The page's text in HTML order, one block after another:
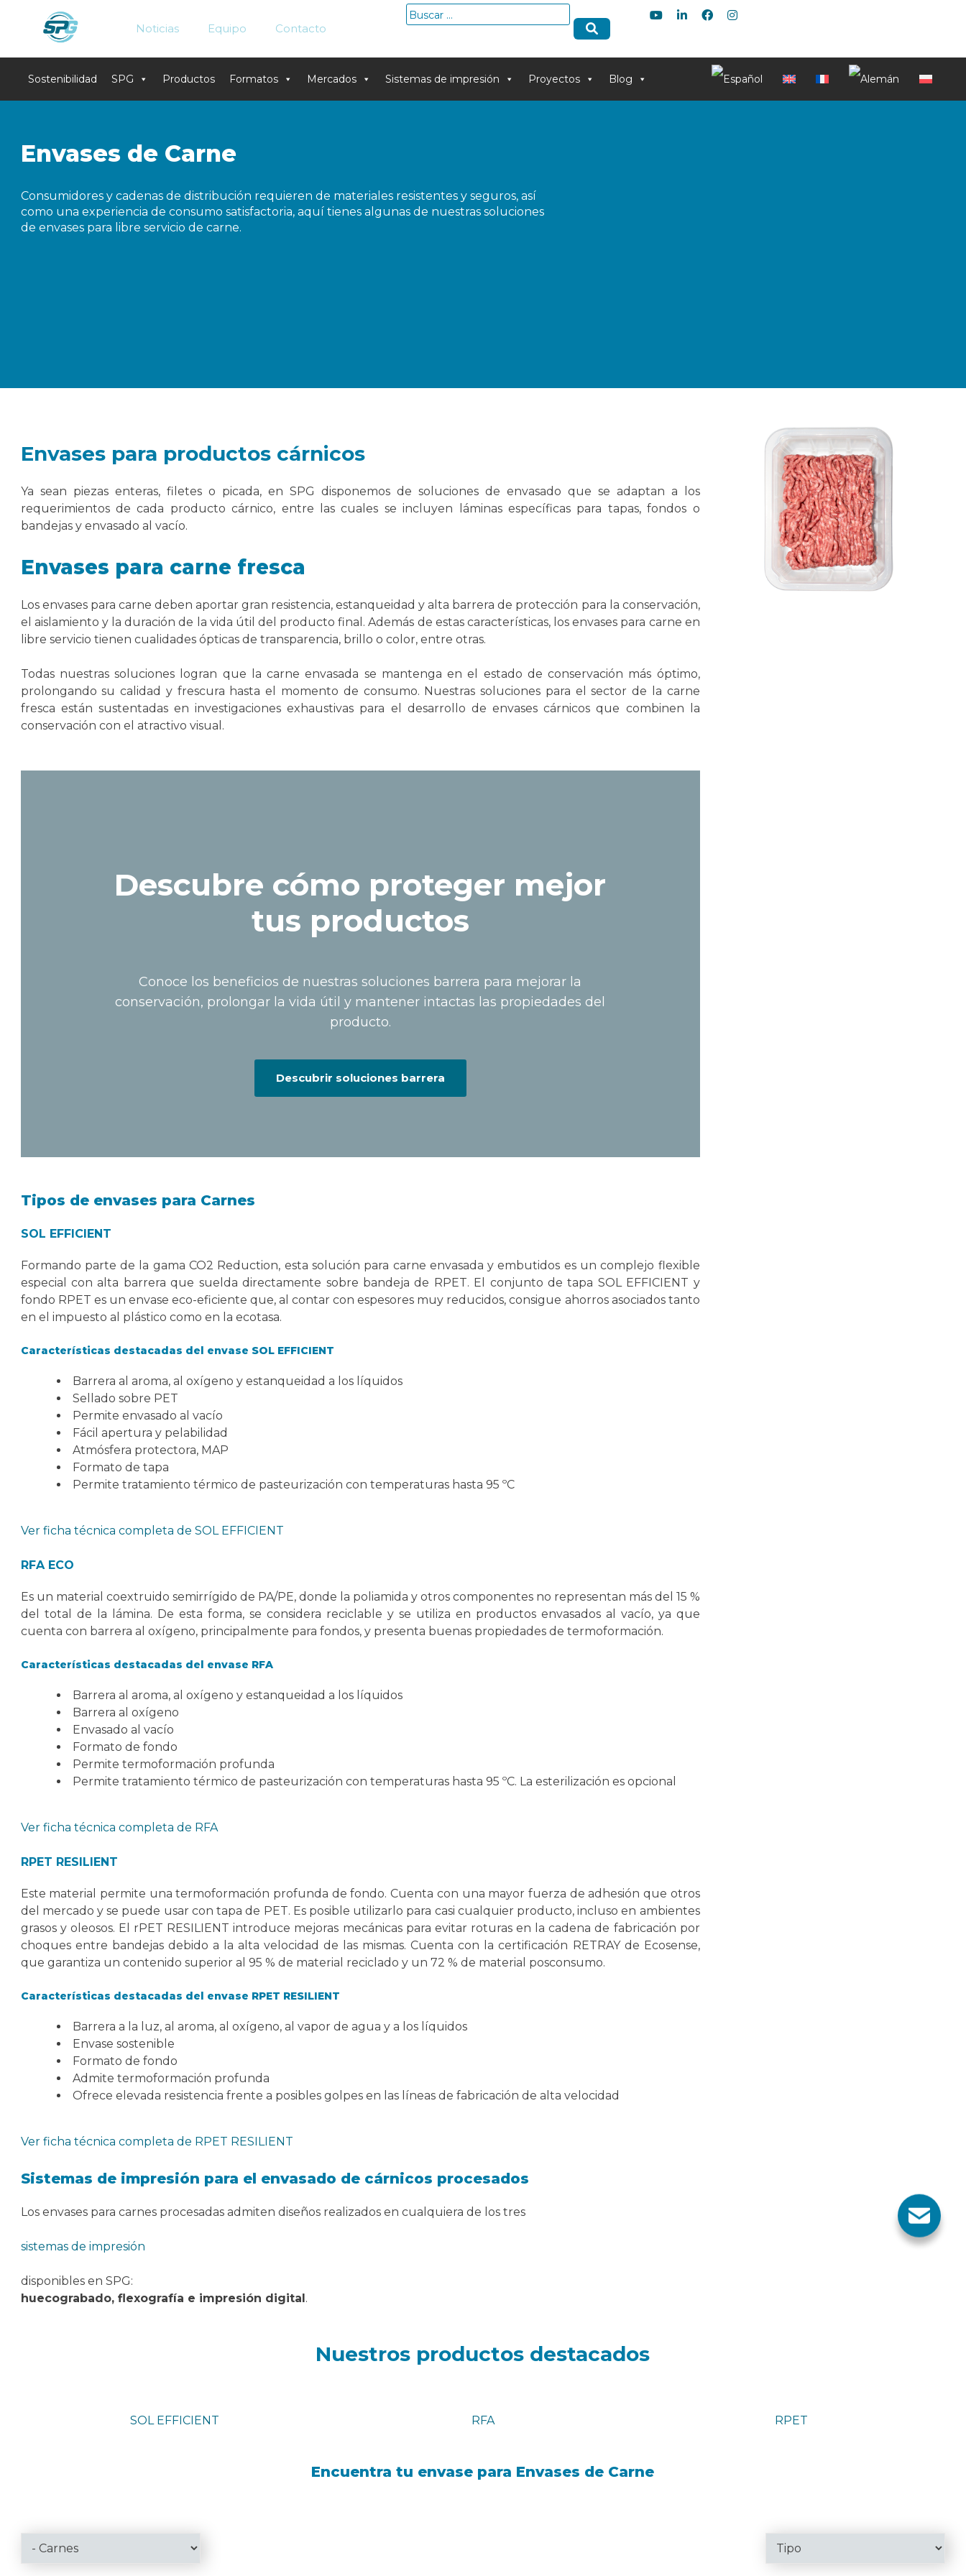
content
Noticias Equipo Contacto
Buscar:
Sostenibilidad SPG Productos Formatos Mercados Sistemas de impresión Proyectos Blog
Envases de Carne
Consumidores y cadenas de distribución requieren de materiales resistentes y seguros, así
como una experiencia de consumo satisfactoria, aquí tienes algunas de nuestras soluciones
de envases para libre servicio de carne.
Envases para productos cárnicos
Ya sean piezas enteras, filetes o picada, en SPG disponemos de soluciones de envasado que se adaptan a los
requerimientos de cada producto cárnico, entre las cuales se incluyen láminas específicas para tapas, fondos o
bandejas y envasado al vacío.
Envases para carne fresca
Los envases para carne deben aportar gran resistencia, estanqueidad y alta barrera de protección para la conservación,
el aislamiento y la duración de la vida útil del producto final. Además de estas características, los envases para carne en
libre servicio tienen cualidades ópticas de transparencia, brillo o color, entre otras.
Todas nuestras soluciones logran que la carne envasada se mantenga en el estado de conservación más óptimo,
prolongando su calidad y frescura hasta el momento de consumo. Nuestras soluciones para el sector de la carne
fresca están sustentadas en investigaciones exhaustivas para el desarrollo de envases cárnicos que combinen la
conservación con el atractivo visual.
Descubre cómo proteger mejor
tus productos
Conoce los beneficios de nuestras soluciones barrera para mejorar la
conservación, prolongar la vida útil y mantener intactas las propiedades del
producto.
Descubrir soluciones barrera
Tipos de envases para Carnes
SOL EFFICIENT
Formando parte de la gama CO2 Reduction, esta solución para carne envasada y embutidos es un complejo flexible
especial con alta barrera que suelda directamente sobre bandeja de RPET. El conjunto de tapa SOL EFFICIENT y
fondo RPET es un envase eco-eficiente que, al contar con espesores muy reducidos, consigue ahorros asociados tanto
en el impuesto al plástico como en la ecotasa.
Características destacadas del envase SOL EFFICIENT
Barrera al aroma, al oxígeno y estanqueidad a los líquidos
Sellado sobre PET
Permite envasado al vacío
Fácil apertura y pelabilidad
Atmósfera protectora, MAP
Formato de tapa
Permite tratamiento térmico de pasteurización con temperaturas hasta 95 ºC
Ver ficha técnica completa de SOL EFFICIENT
RFA ECO
Es un material coextruido semirrígido de PA/PE, donde la poliamida y otros componentes no representan más del 15 %
del total de la lámina. De esta forma, se considera reciclable y se utiliza en productos envasados al vacío, ya que
cuenta con barrera al oxígeno, principalmente para fondos, y presenta buenas propiedades de termoformación.
Características destacadas del envase RFA
Barrera al aroma, al oxígeno y estanqueidad a los líquidos
Barrera al oxígeno
Envasado al vacío
Formato de fondo
Permite termoformación profunda
Permite tratamiento térmico de pasteurización con temperaturas hasta 95 ºC. La esterilización es opcional
Ver ficha técnica completa de RFA
RPET RESILIENT
Este material permite una termoformación profunda de fondo. Cuenta con una mayor fuerza de adhesión que otros
del mercado y se puede usar con tapa de PET. Es posible utilizarlo para casi cualquier producto, incluso en ambientes
grasos y oleosos. El rPET RESILIENT introduce mejoras mecánicas para evitar roturas en la cadena de fabricación por
choques entre bandejas debido a la alta velocidad de las mismas. Cuenta con la certificación RETRAY de Ecosense,
que garantiza un contenido superior al 95 % de material reciclado y un 72 % de material posconsumo.
Características destacadas del envase RPET RESILIENT
Barrera a la luz, al aroma, al oxígeno, al vapor de agua y a los líquidos
Envase sostenible
Formato de fondo
Admite termoformación profunda
Ofrece elevada resistencia frente a posibles golpes en las líneas de fabricación de alta velocidad
Ver ficha técnica completa de RPET RESILIENT
Sistemas de impresión para el envasado de cárnicos procesados
Los envases para carnes procesadas admiten diseños realizados en cualquiera de los tres
sistemas de impresión
disponibles en SPG:
huecograbado, flexografía e impresión digital.
Nuestros productos destacados
SOL EFFICIENT RFA RPET
Encuentra tu envase para Envases de Carne